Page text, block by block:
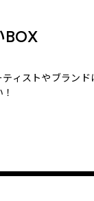
ィストやブラン